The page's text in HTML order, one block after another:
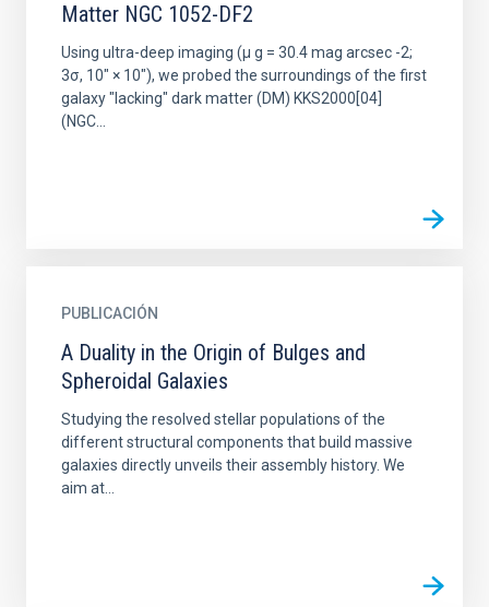
Matter NGC 1052-DF2
Using ultra-deep imaging (μ g = 30.4 mag arcsec -2;
3σ, 10″ × 10″), we probed the surroundings of the first
galaxy "lacking" dark matter (DM) KKS2000[04]
(NGC...
PUBLICACIÓN
A Duality in the Origin of Bulges and
Spheroidal Galaxies
Studying the resolved stellar populations of the
different structural components that build massive
galaxies directly unveils their assembly history. We
aim at...